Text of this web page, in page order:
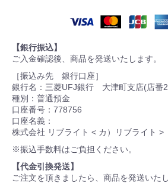
【銀行振込】
ご入金確認後、商品を発送いたします。
［振込み先 銀行口座］
銀行名：三菱UFJ銀行 大津町支店(店番
種別：普通預金
口座番号：778756
口座名義：
株式会社 リブライト < カ）リブライト >
※振込手数料はご負担ください。
【代金引換発送】
ご注文を頂きましたら、商品を発送いた